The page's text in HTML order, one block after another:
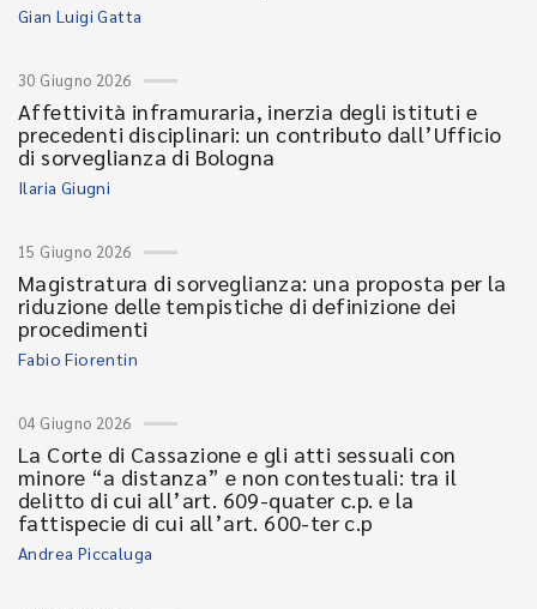
Gian Luigi Gatta
30 Giugno 2026
Affettività inframuraria, inerzia degli istituti e
precedenti disciplinari: un contributo dall’Ufficio
di sorveglianza di Bologna
Ilaria Giugni
15 Giugno 2026
Magistratura di sorveglianza: una proposta per la
riduzione delle tempistiche di definizione dei
procedimenti
Fabio Fiorentin
04 Giugno 2026
La Corte di Cassazione e gli atti sessuali con
minore “a distanza” e non contestuali: tra il
delitto di cui all’art. 609-quater c.p. e la
fattispecie di cui all’art. 600-ter c.p
Andrea Piccaluga